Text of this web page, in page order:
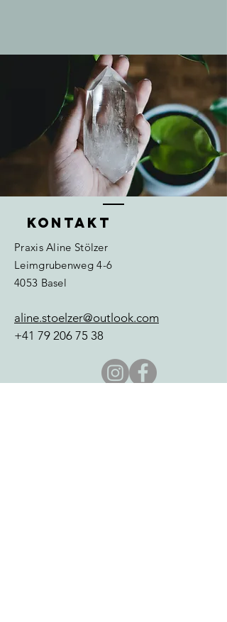
Kontakt
PraxisAline Stölzer
Leimgrubenweg 4-6
4053 Basel
aline.stoelzer@outlook.com
+41 79 206 75 38